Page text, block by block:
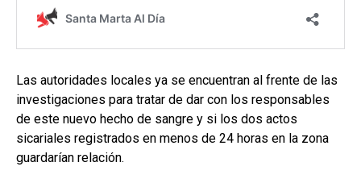
Las autoridades locales ya se encuentran al frente de las
investigaciones para tratar de dar con los responsables
de este nuevo hecho de sangre y si los dos actos
sicariales registrados en menos de 24 horas en la zona
guardarían relación.